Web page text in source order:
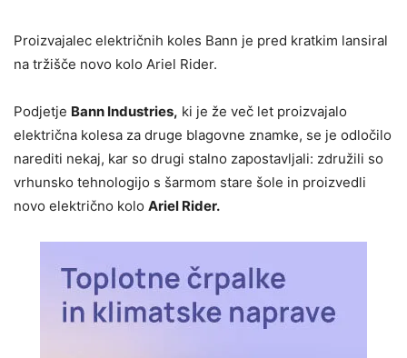
Proizvajalec električnih koles Bann je pred kratkim lansiral
na tržišče novo kolo Ariel Rider.
Podjetje Bann Industries, ki je že več let proizvajalo
električna kolesa za druge blagovne znamke, se je odločilo
narediti nekaj, kar so drugi stalno zapostavljali: združili so
vrhunsko tehnologijo s šarmom stare šole in proizvedli
novo električno kolo Ariel Rider.